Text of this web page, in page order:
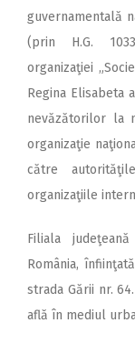
guvernamentală
(prin H.G.
organizaţiei
Regina Elisabeta
nevăzătorilor la
organizaţie
către
organizaţiile
Filiala
România,
strada Gării nr.
află în mediul